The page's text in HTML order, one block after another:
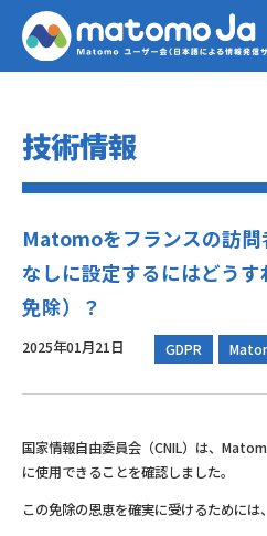
Home»
Matomoをフ
なしに設定するにはどうすればよいです
技術情報
Matomoをフランスの訪問
なしに設定するにはどう
免除）？
2025年01月21日 GDPR
国家情報自由委員会（CNIL）は、
に使用できることを確認しました。
この免除の恩恵を確実に受けるためには